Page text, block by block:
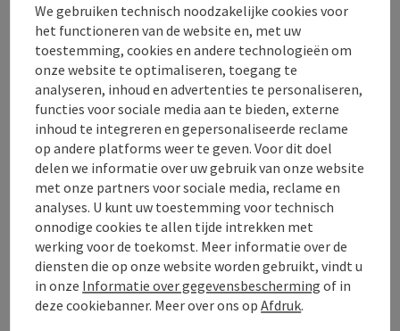
Bijdrage aankruisen
Naar favorieten
PDF aanmaken
Bijdrage printen
In de buurt
powered byTOURDATA Doe een suggestie
We gebruiken technisch noodzakelijke cookies voor
het functioneren van de website en, met uw
toestemming, cookies en andere technologieën om
onze website te optimaliseren, toegang te
analyseren, inhoud en advertenties te personaliseren,
functies voor sociale media aan te bieden, externe
inhoud te integreren en gepersonaliseerde reclame
op andere platforms weer te geven. Voor dit doel
delen we informatie over uw gebruik van onze website
met onze partners voor sociale media, reclame en
analyses. U kunt uw toestemming voor technisch
onnodige cookies te allen tijde intrekken met
werking voor de toekomst. Meer informatie over de
diensten die op onze website worden gebruikt, vindt u
in onze Informatie over gegevensbescherming of in
deze cookiebanner. Meer over ons opAfdruk.